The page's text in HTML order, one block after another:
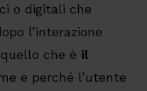
o digitali che
l’interazione
quello che è il
e perché l’utente